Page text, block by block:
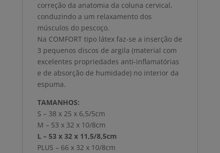
correção da anatomia da coluna cervical,
conduzindo a um relaxamento dos
músculos do pescoço.
Na COMFORT tipo látex faz-se a inserção de
3 pequenos discos de argila (material com
excelentes propriedades anti-inflamatórias
e de absorção de humidade) no interior da
espuma.
TAMANHOS:
S – 38 x 25 x 6,5/5cm
M – 53 x 32 x 10/8cm
L – 53 x 32 x 11,5/8,5cm
PLUS – 66 x 32 x 10/8cm